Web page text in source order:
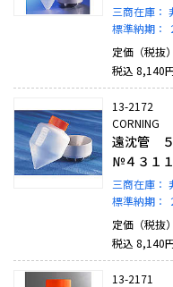
三商在庫：
標準納期：
定価（税抜）
税込 8,140
13-2172
CORNING
遠沈管 ５
№４３１
三商在庫：
標準納期：
定価（税抜）
税込 8,140
13-2171